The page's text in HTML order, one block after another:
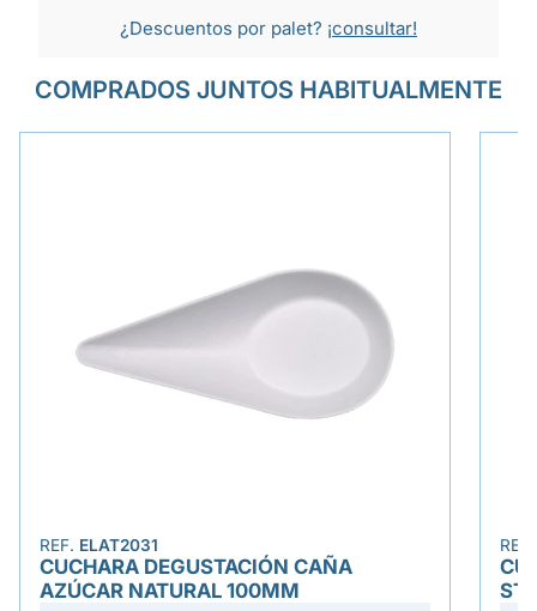
¿Descuentos por palet? ¡consultar!
COMPRADOS JUNTOS HABITUALMENTE
REF. ELAT2031
CUCHARA DEGUSTACIÓN CAÑA
AZÚCAR NATURAL 100MM